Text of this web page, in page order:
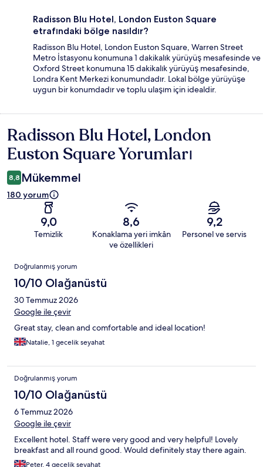
Radisson Blu Hotel, London Euston Square
etrafındaki bölge nasıldır?
Radisson Blu Hotel, London Euston Square, Warren Street
Metro İstasyonu konumuna 1 dakikalık yürüyüş mesafesinde ve
Oxford Street konumuna 15 dakikalık yürüyüş mesafesinde,
Londra Kent Merkezi konumundadır. Lokal bölge yürüyüşe
uygun bir konumdadır ve toplu ulaşım için idealdir.
Yorumlar
Radisson Blu Hotel, London
Euston Square Yorumları
8,8 Mükemmel
180 yorum
9,0
Temizlik
8,6
Konaklama yeri imkân
ve özellikleri
9,2
Personel ve servis
Yorumlar
Doğrulanmış yorum
10/10 Olağanüstü
30 Temmuz 2026
Google ile çevir
Great stay, clean and comfortable and ideal location!
Natalie, 1 gecelik seyahat
Doğrulanmış yorum
10/10 Olağanüstü
6 Temmuz 2026
Google ile çevir
Excellent hotel. Staff were very good and very helpful! Lovely
breakfast and all round good. Would definitely stay there again.
Peter, 4 gecelik seyahat